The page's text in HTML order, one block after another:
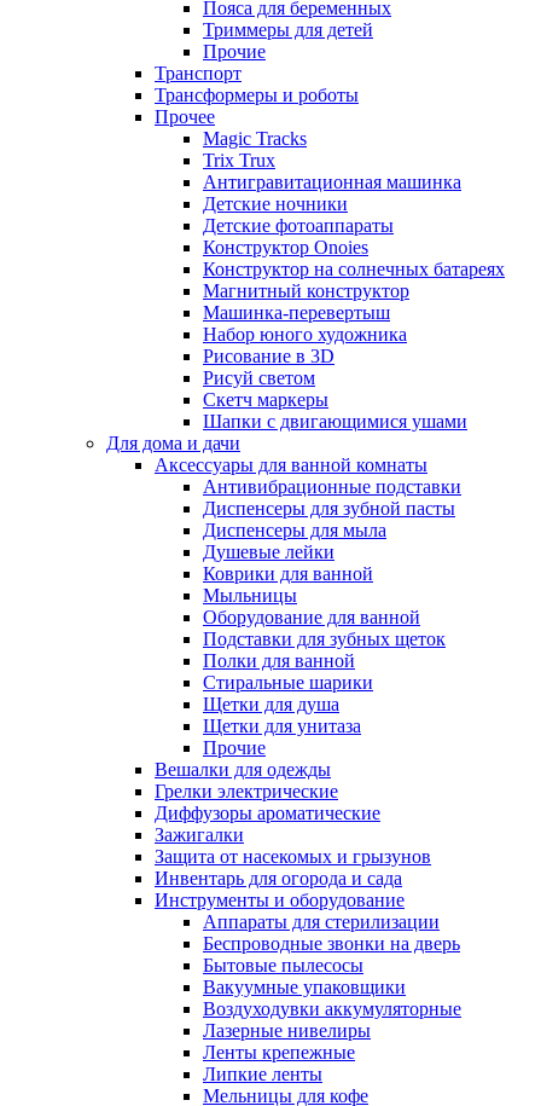
Пояса для беременных
Триммеры для детей
Прочие
Транспорт
Трансформеры и роботы
Прочее
Magic Tracks
Trix Trux
Антигравитационная машинка
Детские ночники
Детские фотоаппараты
Конструктор Onoies
Конструктор на солнечных батареях
Магнитный конструктор
Машинка-перевертыш
Набор юного художника
Рисование в 3D
Рисуй светом
Скетч маркеры
Шапки с двигающимися ушами
Для дома и дачи
Аксессуары для ванной комнаты
Антивибрационные подставки
Диспенсеры для зубной пасты
Диспенсеры для мыла
Душевые лейки
Коврики для ванной
Мыльницы
Оборудование для ванной
Подставки для зубных щеток
Полки для ванной
Стиральные шарики
Щетки для душа
Щетки для унитаза
Прочие
Вешалки для одежды
Грелки электрические
Диффузоры ароматические
Зажигалки
Защита от насекомых и грызунов
Инвентарь для огорода и сада
Инструменты и оборудование
Аппараты для стерилизации
Беспроводные звонки на дверь
Бытовые пылесосы
Вакуумные упаковщики
Воздуходувки аккумуляторные
Лазерные нивелиры
Ленты крепежные
Липкие ленты
Мельницы для кофе